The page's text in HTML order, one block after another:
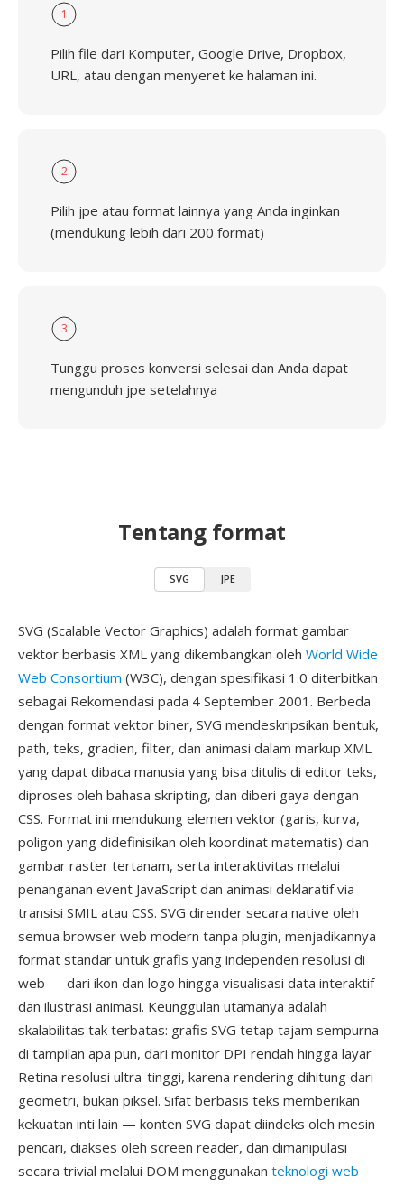
1
Pilih file dari Komputer, Google Drive, Dropbox,
URL, atau dengan menyeret ke halaman ini.
2
Pilih jpe atau format lainnya yang Anda inginkan
(mendukung lebih dari 200 format)
3
Tunggu proses konversi selesai dan Anda dapat
mengunduh jpe setelahnya
Tentang format
SVG JPE
SVG (Scalable Vector Graphics) adalah format gambar
vektor berbasis XML yang dikembangkan oleh World Wide
Web Consortium (W3C), dengan spesifikasi 1.0 diterbitkan
sebagai Rekomendasi pada 4 September 2001. Berbeda
dengan format vektor biner, SVG mendeskripsikan bentuk,
path, teks, gradien, filter, dan animasi dalam markup XML
yang dapat dibaca manusia yang bisa ditulis di editor teks,
diproses oleh bahasa skripting, dan diberi gaya dengan
CSS. Format ini mendukung elemen vektor (garis, kurva,
poligon yang didefinisikan oleh koordinat matematis) dan
gambar raster tertanam, serta interaktivitas melalui
penanganan event JavaScript dan animasi deklaratif via
transisi SMIL atau CSS. SVG dirender secara native oleh
semua browser web modern tanpa plugin, menjadikannya
format standar untuk grafis yang independen resolusi di
web — dari ikon dan logo hingga visualisasi data interaktif
dan ilustrasi animasi. Keunggulan utamanya adalah
skalabilitas tak terbatas: grafis SVG tetap tajam sempurna
di tampilan apa pun, dari monitor DPI rendah hingga layar
Retina resolusi ultra-tinggi, karena rendering dihitung dari
geometri, bukan piksel. Sifat berbasis teks memberikan
kekuatan inti lain — konten SVG dapat diindeks oleh mesin
pencari, diakses oleh screen reader, dan dimanipulasi
secara trivial melalui DOM menggunakan teknologi web